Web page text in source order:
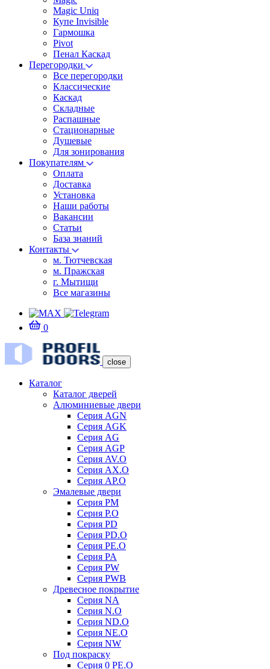
Magic Uniq
Купе Invisible
Гармошка
Pivot
Пенал Каскад
Перегородки
Все перегородки
Классические
Каскад
Складные
Распашные
Стационарные
Душевые
Для зонирования
Покупателям
Оплата
Доставка
Установка
Наши работы
Вакансии
Статьи
База знаний
Контакты
м. Тютчевская
м. Пражская
г. Мытищи
Все магазины
0
close
Каталог
Каталог дверей
Алюминиевые двери
Серия AGN
Серия AGK
Серия AG
Серия AGP
Серия AV.O
Серия AX.O
Серия AP.O
Эмалевые двери
Серия PM
Серия P.O
Серия PD
Серия PD.O
Серия PE.O
Серия PA
Серия PW
Серия PWB
Древесное покрытие
Серия NA
Серия N.O
Серия ND.O
Серия NE.O
Серия NW
Под покраску
Серия 0 PE.O